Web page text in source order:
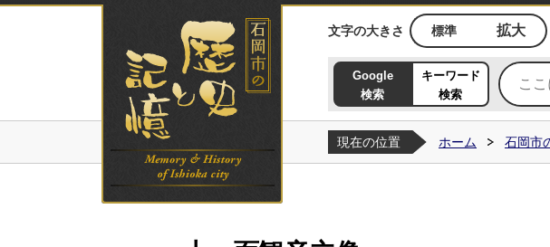
石岡市の歴史と記憶ホームページ
文字の大きさ 標準 拡大
Google
検索
キーワード
検索
現在の位置 ホーム 石岡市